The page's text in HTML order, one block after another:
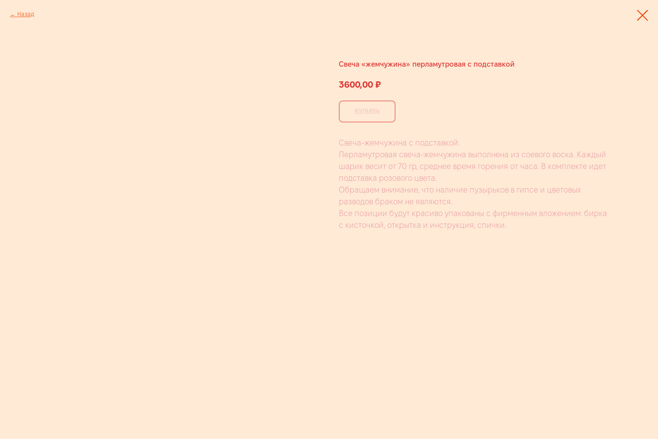
Назад
Свеча «жемчужина» перламутровая с подставкой
3600,00 ₽
Купить
Свеча-жемчужина с подставкой.
Перламутровая свеча-жемчужина выполнена из соевого воска. Каждый
шарик весит от 70 гр, среднее время горения от часа. В комплекте идет
подставка розового цвета.
Обращаем внимание, что наличие пузырьков в гипсе и цветовых
разводов браком не являются.
Все позиции будут красиво упакованы с фирменным вложением: бирка
с кисточкой, открытка и инструкция, спички.